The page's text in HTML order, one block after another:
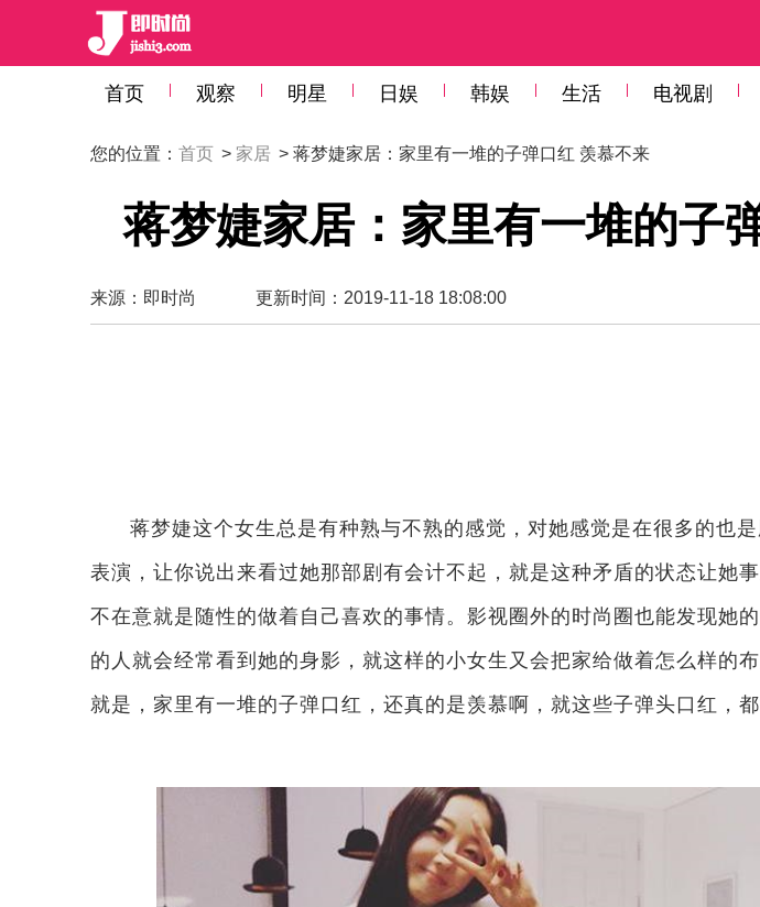
首页 观察 明星 日娱 韩娱 生活 电视剧
您的位置： 首页 > 家居 > 蒋梦婕家居：家里有一堆的子弹口红 羡慕不来
蒋梦婕家居：家里有一堆的子
来源： 即时尚 更新时间：2019-11-18 18:08:00
蒋梦婕这个女生总是有种熟与不熟的感觉，对她感觉是在很多的也
表演，让你说出来看过她那部剧有会计不起，就是这种矛盾的状态让她
不在意就是随性的做着自己喜欢的事情。影视圈外的时尚圈也能发现她
的人就会经常看到她的身影，就这样的小女生又会把家给做着怎么样的
就是，家里有一堆的子弹口红，还真的是羡慕啊，就这些子弹头口红，